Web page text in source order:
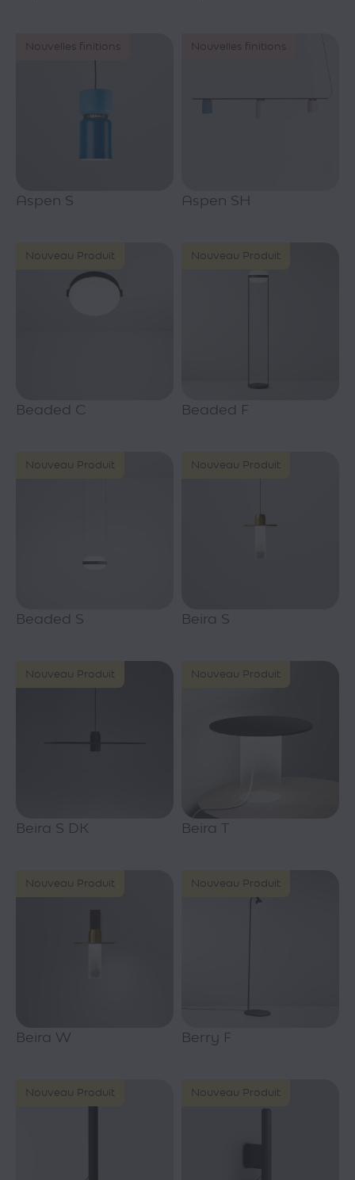
Nouvelles finitions
Aspen S
Nouvelles finitions
Aspen SH
Nouveau Produit
Beaded C
Nouveau Produit
Beaded F
Nouveau Produit
Beaded S
Nouveau Produit
Beira S
Nouveau Produit
Beira S DK
Nouveau Produit
Beira T
Nouveau Produit
Beira W
Nouveau Produit
Berry F
Nouveau Produit Nouveau Produit